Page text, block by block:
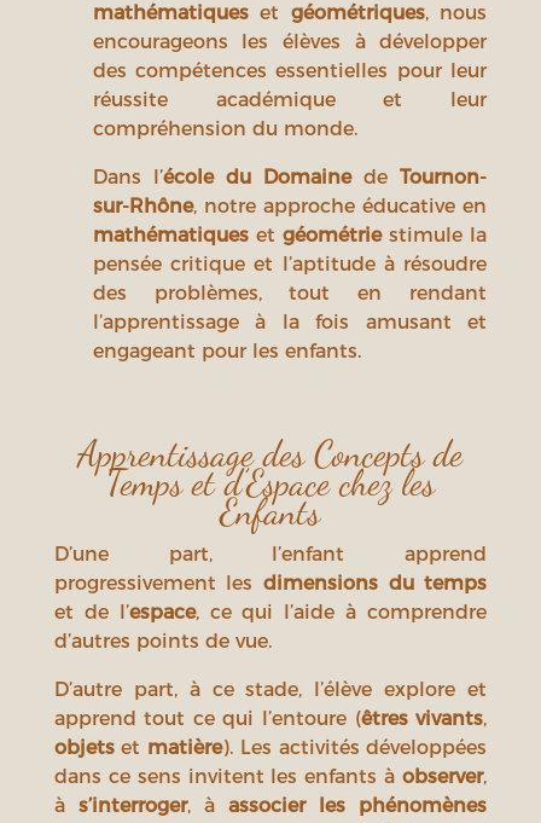
mathématiqueset géométriques, nous
encourageons les élèves à développer
des compétences essentielles pour leur
réussite académique et leur
compréhension du monde.
Dans l’école du DomainedeTournon-
sur-Rhône, notre approche éducative en
mathématiqueset géométriestimule la
pensée critique et l’aptitude à résoudre
des problèmes, tout en rendant
l’apprentissage à la fois amusant et
engageant pour les enfants.
Apprentissage des Concepts de
Temps et d’Espace chez les
Enfants
D’une part, l’enfant apprend
progressivement les dimensions du temps
et de l’espace, ce qui l’aide à comprendre
d’autres points de vue.
D’autre part, à ce stade, l’élève explore et
apprend tout ce qui l’entoure (êtres vivants,
objetset matière). Les activités développées
dans ce sens invitent les enfants àobserver,
à s’interroger, àassocier les phénomènes